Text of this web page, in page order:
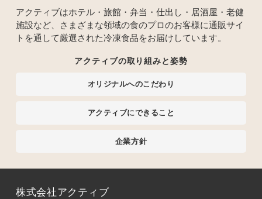
アクティブはホテル・旅館・弁当・仕出し・居酒屋・老健
施設など、さまざまな領域の食のプロのお客様に通販サイ
トを通して厳選された冷凍食品をお届けしています。
アクティブの取り組みと姿勢
オリジナルへのこだわり
アクティブにできること
企業方針
株式会社アクティブ